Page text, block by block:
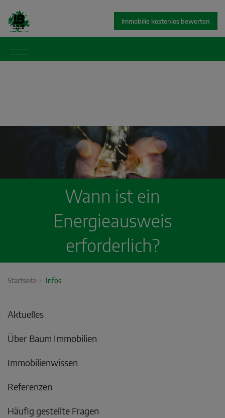
Immobilie kostenlos bewerten
Wann ist ein
Energieausweis
erforderlich?
Startseite Infos
Aktuelles
Über Baum Immobilien
Immobilienwissen
Referenzen
Häufig gestellte Fragen